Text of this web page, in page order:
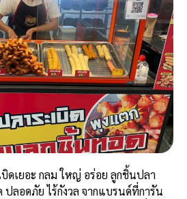
ดเยอะ กลม ใหญ่ อร่อย ลูกชิ้นปลา
ปลอดภัย ไร้กังวล จากแบรนด์ที่การัน